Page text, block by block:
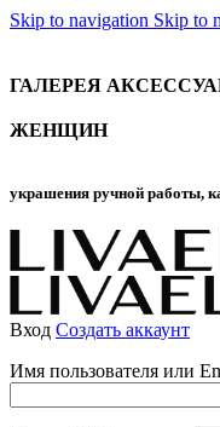
Skip to navigation Skip to
ГАЛЕРЕЯ
ЖЕНЩИН
украшения ручной работы,
Вход Создать аккаунт
Имя пользователя или